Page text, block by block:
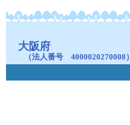
大阪府
（法人番号 4000020270008）